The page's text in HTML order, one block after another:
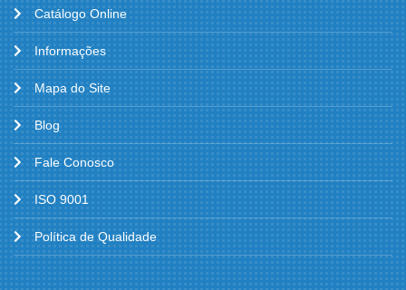
Catálogo Online
Informações
Mapa do Site
Blog
Fale Conosco
ISO 9001
Política de Qualidade